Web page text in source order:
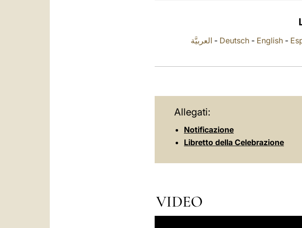
العربيَّة - Deutsch - English -
Allegati:
Notificazione
Libretto della Celebrazione
VIDEO